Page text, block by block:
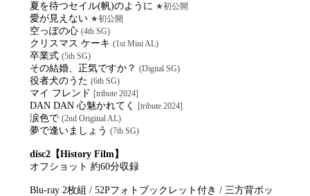
夏を待つセイル(帆)のように ★初公開
愛が見えない ★初公開
空っぽの心 (4th SG)
クリスマス ケーキ (1st Mini AL)
卒業式 (5th SG)
その結婚、正気ですか？ (Digital SG)
役者犬のうた (6th SG)
マイ フレンド [tribute 2024]
DAN DAN 心魅かれてく [tribute 2024]
涙色で (2nd Original AL)
夢で逢いましょう (7th SG)
disc2【History Film】
オフショット 約60分収録
Blu-ray 2枚組 / 52Pフォトブックレット付き / 三方背ボッ